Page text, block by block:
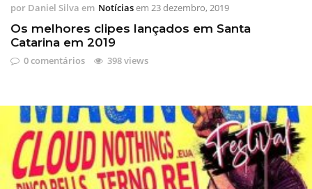
por Daniel Silva em Notíciasem 23 dezembro, 2019
Os melhores clipes lançados em Santa
Catarina em 2019
0 comentários 398 views